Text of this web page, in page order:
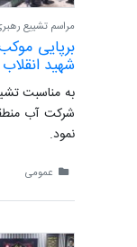
مراسم تشییع
برپایی
شهید
به مناسبت
شرکت آب
نمود.
عمومی